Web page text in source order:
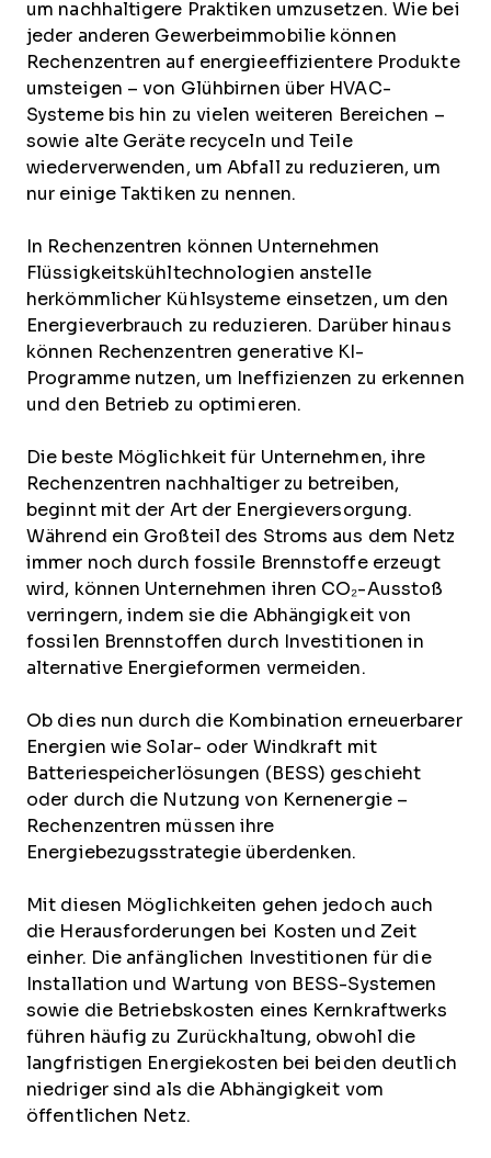
um nachhaltigere Praktiken umzusetzen. Wie bei
jeder anderen Gewerbeimmobilie können
Rechenzentren auf energieeffizientere Produkte
umsteigen – von Glühbirnen über HVAC-
Systeme bis hin zu vielen weiteren Bereichen –
sowie alte Geräte recyceln und Teile
wiederverwenden, um Abfall zu reduzieren, um
nur einige Taktiken zu nennen.
In Rechenzentren können Unternehmen
Flüssigkeitskühltechnologien anstelle
herkömmlicher Kühlsysteme einsetzen, um den
Energieverbrauch zu reduzieren. Darüber hinaus
können Rechenzentren generative KI-
Programme nutzen, um Ineffizienzen zu erkennen
und den Betrieb zu optimieren.
Die beste Möglichkeit für Unternehmen, ihre
Rechenzentren nachhaltiger zu betreiben,
beginnt mit der Art der Energieversorgung.
Während ein Großteil des Stroms aus dem Netz
immer noch durch fossile Brennstoffe erzeugt
wird, können Unternehmen ihren CO₂-Ausstoß
verringern, indem sie die Abhängigkeit von
fossilen Brennstoffen durch Investitionen in
alternative Energieformen vermeiden.
Ob dies nun durch die Kombination erneuerbarer
Energien wie Solar- oder Windkraft mit
Batteriespeicherlösungen (BESS) geschieht
oder durch die Nutzung von Kernenergie –
Rechenzentren müssen ihre
Energiebezugsstrategie überdenken.
Mit diesen Möglichkeiten gehen jedoch auch
die Herausforderungen bei Kosten und Zeit
einher. Die anfänglichen Investitionen für die
Installation und Wartung von BESS-Systemen
sowie die Betriebskosten eines Kernkraftwerks
führen häufig zu Zurückhaltung, obwohl die
langfristigen Energiekosten bei beiden deutlich
niedriger sind als die Abhängigkeit vom
öffentlichen Netz.